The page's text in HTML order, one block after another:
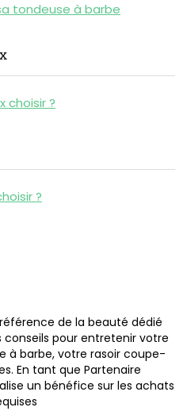
tondeuse à barbe
choisir ?
?
de la beauté dédié
conseils pour entretenir votre
à barbe, votre rasoir coupe-
En tant que Partenaire
un bénéfice sur les achats